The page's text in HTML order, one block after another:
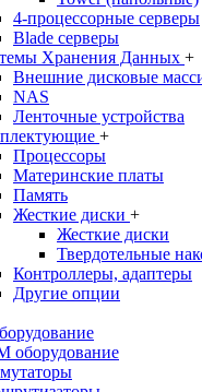
4-процессорные серверы
Blade серверы
Хранения Данных +
Внешние дисковые
NAS
Ленточные устройства
+
Процессоры
Материнские платы
Память
Жесткие диски +
Жесткие диски
Твердотельные
Контроллеры, адаптеры
Другие опции
оборудование